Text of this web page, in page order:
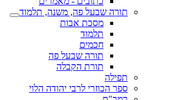
תורה שבעל פה, משנה, תלמוד
מסכת אבות
תלמוד
חכמים
תורה שבעל פה
תורת הקבלה
תפילה
ספר הכוזרי לרבי יהודה הלוי